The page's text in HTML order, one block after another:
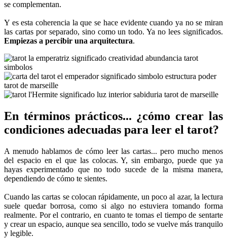
se complementan.
Y es esta coherencia la que se hace evidente cuando ya no se miran
las cartas por separado, sino como un todo. Ya no lees significados.
Empiezas a percibir una arquitectura.
En términos prácticos... ¿cómo crear las
condiciones adecuadas para leer el tarot?
A menudo hablamos de cómo leer las cartas... pero mucho menos
del espacio en el que las colocas. Y, sin embargo, puede que ya
hayas experimentado que no todo sucede de la misma manera,
dependiendo de cómo te sientes.
Cuando las cartas se colocan rápidamente, un poco al azar, la lectura
suele quedar borrosa, como si algo no estuviera tomando forma
realmente. Por el contrario, en cuanto te tomas el tiempo de sentarte
y crear un espacio, aunque sea sencillo, todo se vuelve más tranquilo
y legible.